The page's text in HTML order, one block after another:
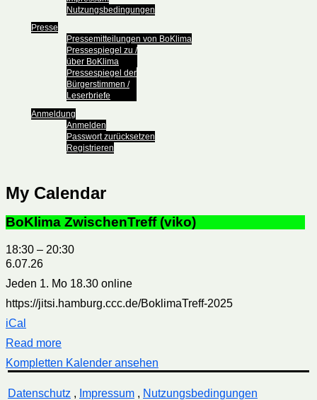
Nutzungsbedingungen
Presse
Pressemitteilungen von BoKlima
Pressespiegel zu /
über BoKlima
Pressespiegel der
Bürgerstimmen /
Leserbriefe
Anmeldung
Anmelden
Passwort zurücksetzen
Registrieren
My Calendar
BoKlima ZwischenTreff (viko)
18:30 – 20:30
6.07.26
Jeden 1. Mo 18.30 online
https://jitsi.hamburg.ccc.de/BoklimaTreff-2025
iCal
Read more
Kompletten Kalender ansehen
Datenschutz , Impressum, Nutzungsbedingungen